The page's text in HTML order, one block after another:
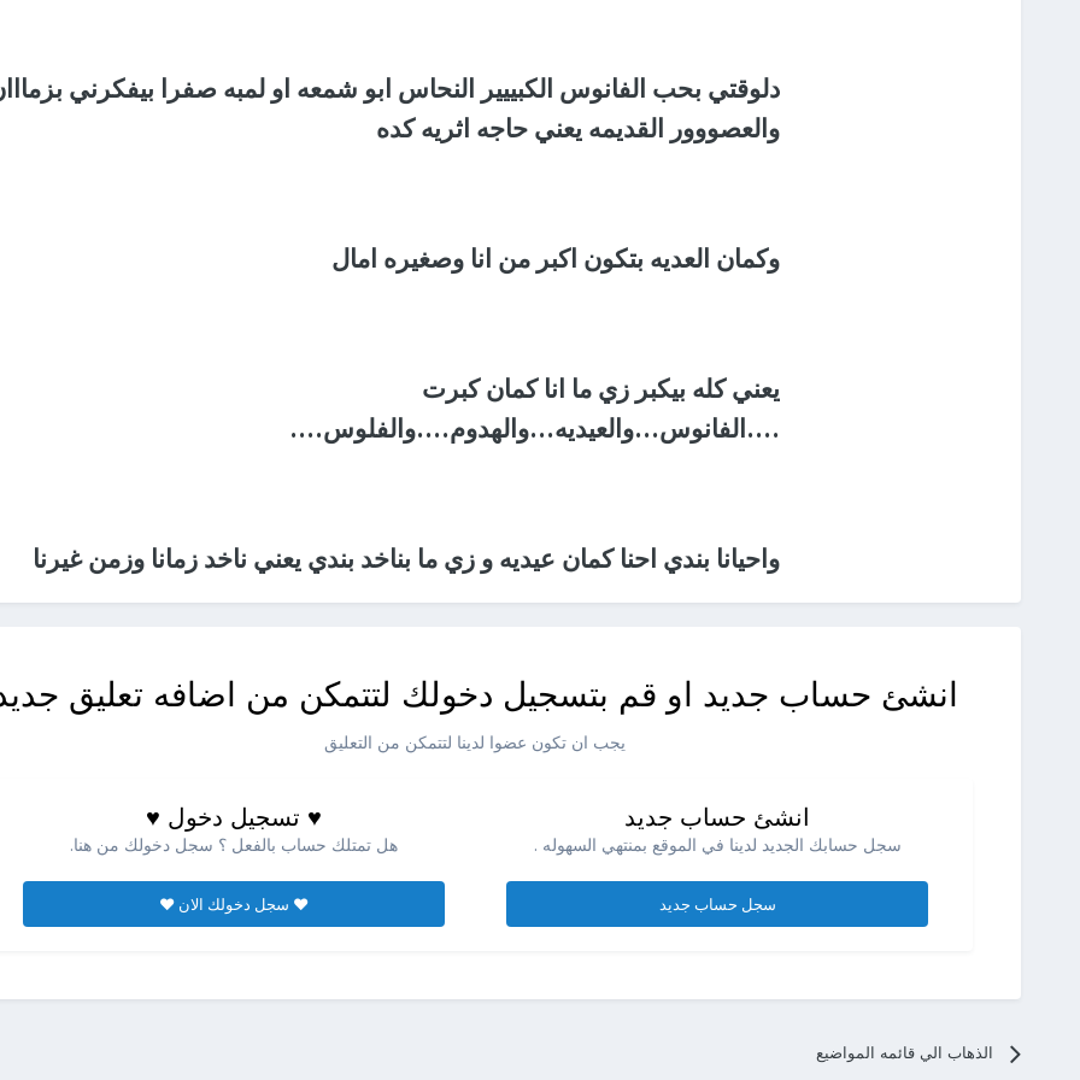
دلوقتي بحب الفانوس الكبييير النحاس ابو شمعه او لمبه صفرا بيفكرني
والعصووور القديمه يعني حاجه اثريه كده
وكمان العديه بتكون اكبر من انا وصغيره امال
يعني كله بيكبر زي ما انا كمان كبرت
....الفانوس...والعيديه...والهدوم....والفلوس....
واحيانا بندي احنا كمان عيديه و زي ما بناخد بندي يعني ناخد زمانا وزمن غيرنا
انشئ حساب جديد او قم بتسجيل دخولك لتتمكن من اضافه تعليق
يجب ان تكون عضوا لدينا لتتمكن من التعليق
انشئ حساب جديد
سجل حسابك الجديد لدينا في الموقع بمنتهي السهوله .
سجل حساب جديد
♥ تسجيل دخول ♥
هل تمتلك حساب بالفعل ؟ سجل دخولك من هنا.
♥ سجل دخولك الان ♥
الذهاب الي قائمه المواضيع